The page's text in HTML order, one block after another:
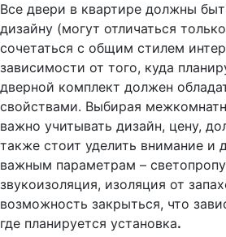
Все двери в квартире должны
дизайну (могут отличаться
сочетаться с общим стилем
зависимости от того, куда
дверной комплект должен
свойствами. Выбирая
важно учитывать дизайн, цену,
также стоит уделить внимание и
важным параметрам –
звукоизоляция, изоляция от
возможность закрыться, что
где планируется установка.